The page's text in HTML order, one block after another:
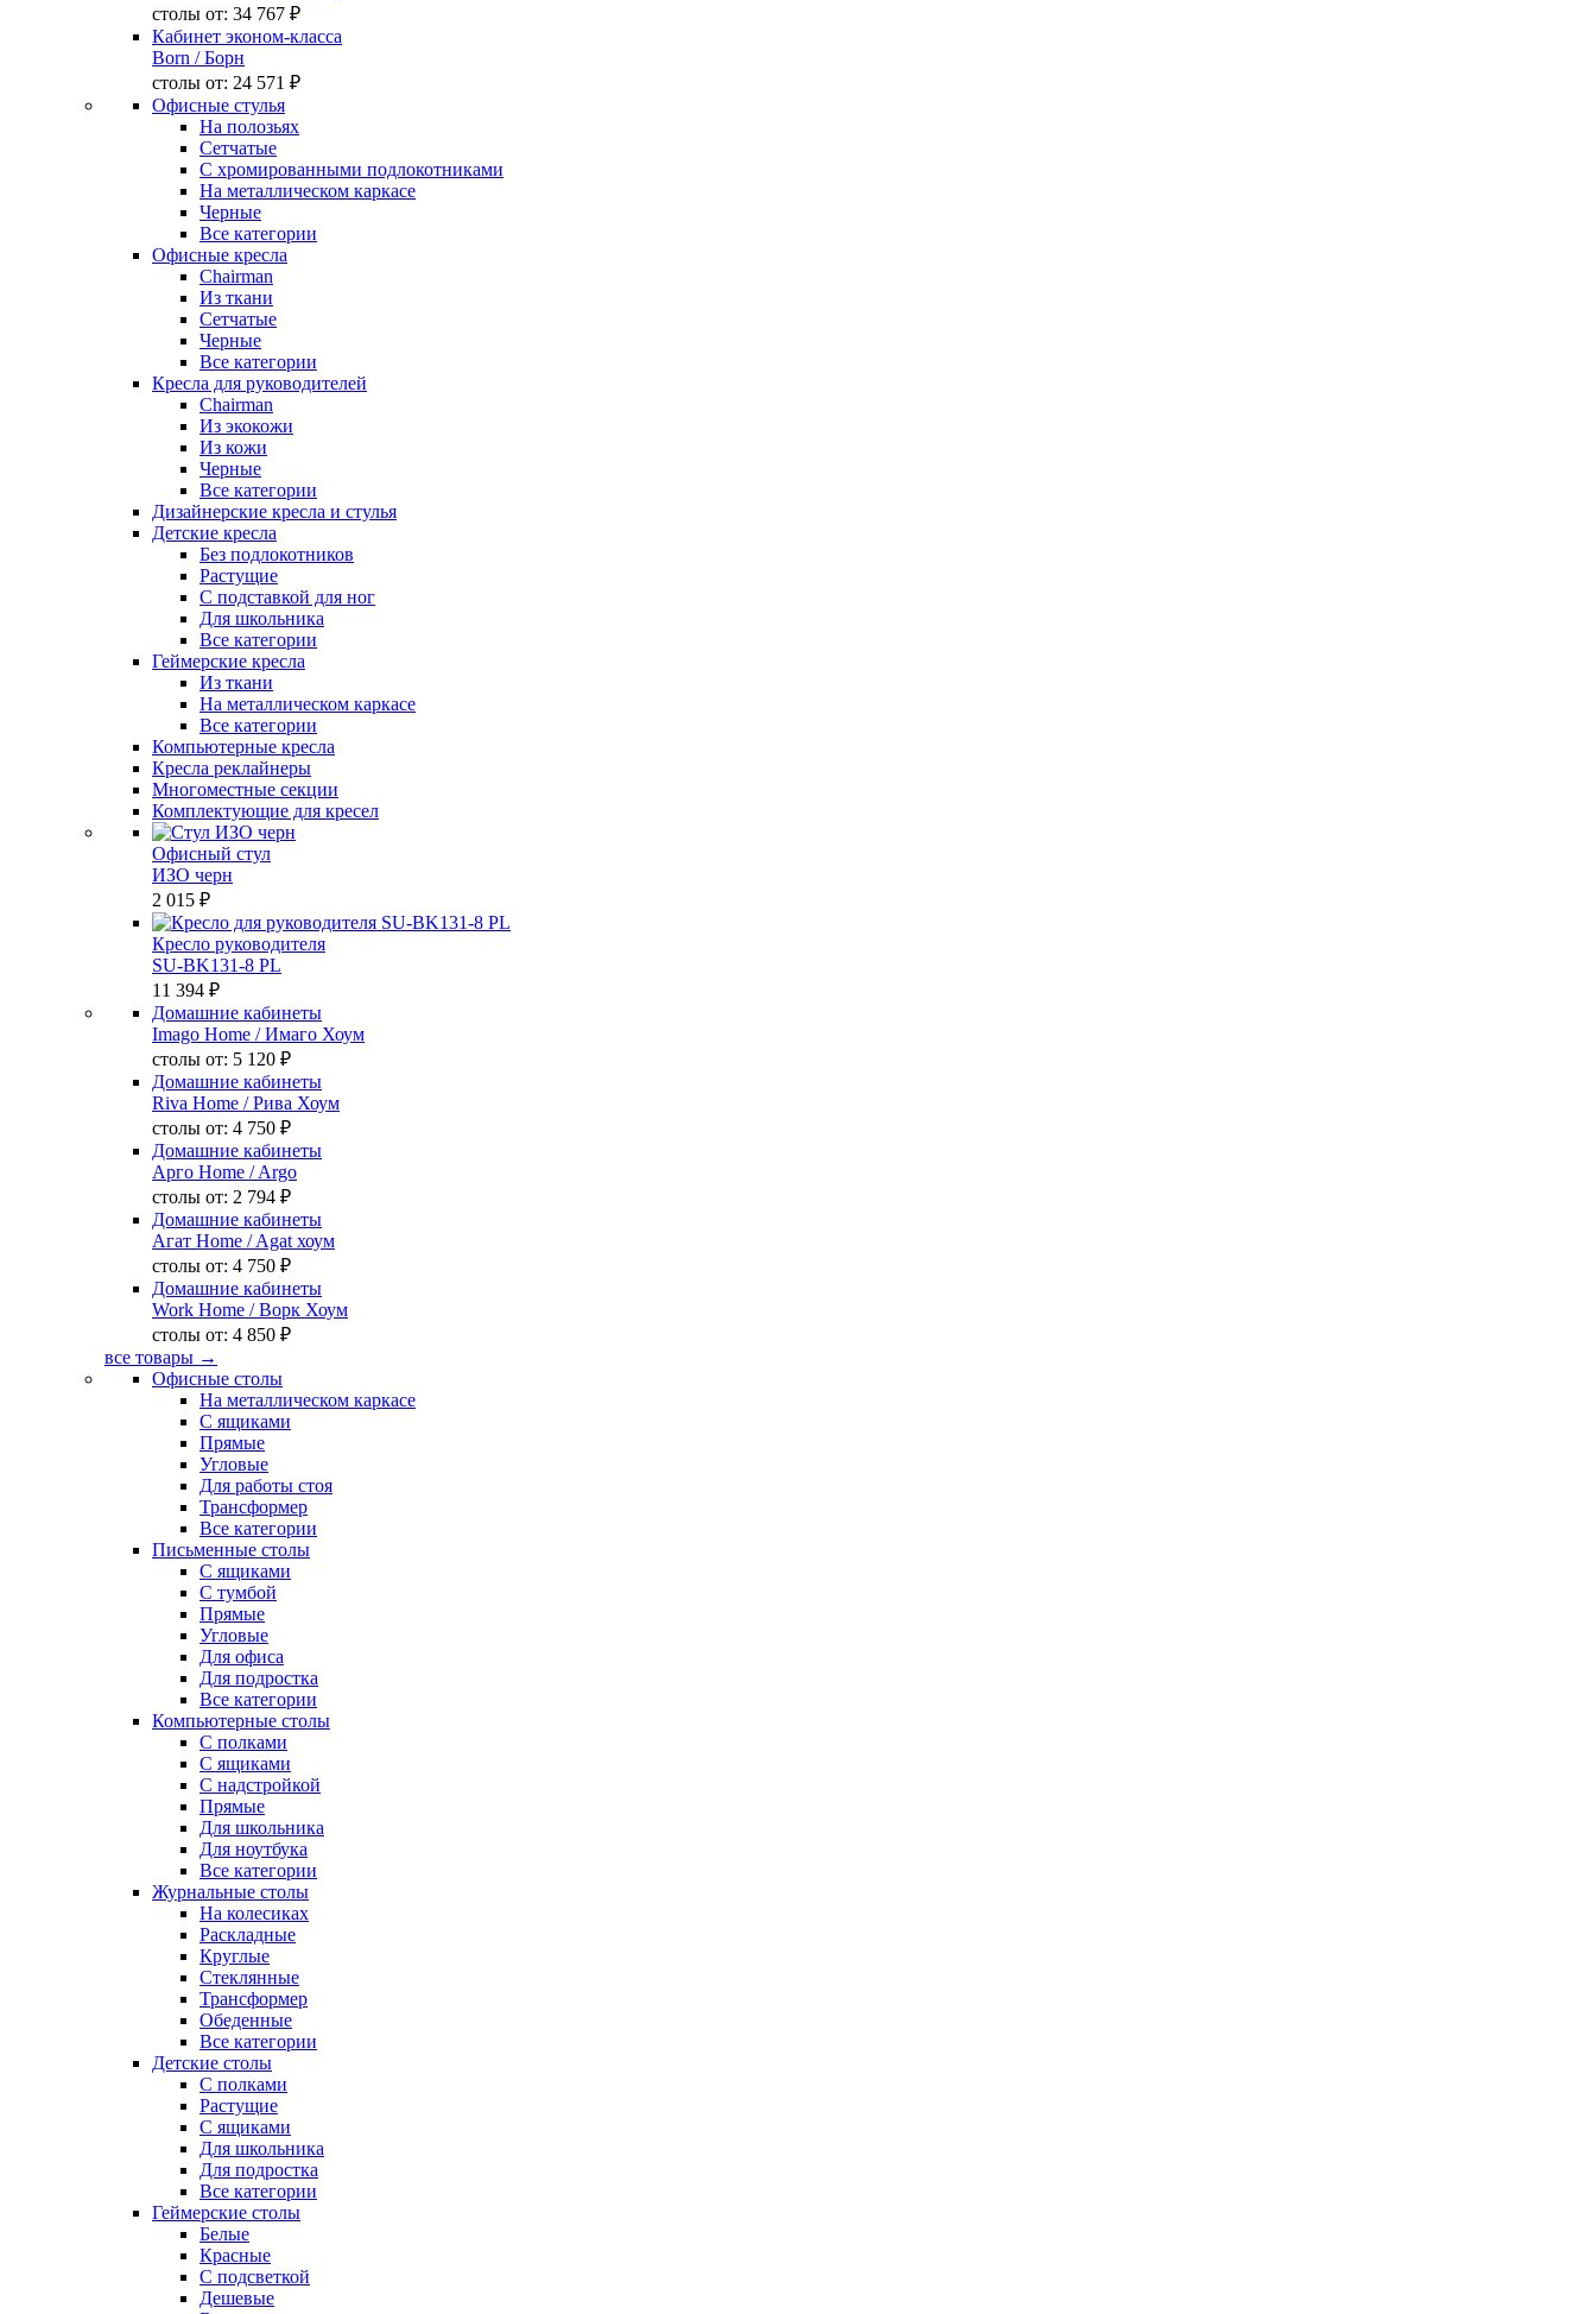
столы от: 34 767 ₽
Кабинет эконом-класса
Born / Борн
столы от: 24 571 ₽
Офисные стулья
На полозьях
Сетчатые
С хромированными подлокотниками
На металлическом каркасе
Черные
Все категории
Офисные кресла
Chairman
Из ткани
Сетчатые
Черные
Все категории
Кресла для руководителей
Chairman
Из экокожи
Из кожи
Черные
Все категории
Дизайнерские кресла и стулья
Детские кресла
Без подлокотников
Растущие
С подставкой для ног
Для школьника
Все категории
Геймерские кресла
Из ткани
На металлическом каркасе
Все категории
Компьютерные кресла
Кресла реклайнеры
Многоместные секции
Комплектующие для кресел
Офисный стул
ИЗО черн
2 015 ₽
Кресло руководителя
SU-BK131-8 PL
11 394 ₽
Домашние кабинеты
Imago Home / Имаго Хоум
столы от: 5 120 ₽
Домашние кабинеты
Riva Home / Рива Хоум
столы от: 4 750 ₽
Домашние кабинеты
Арго Home / Argo
столы от: 2 794 ₽
Домашние кабинеты
Агат Home / Agat хоум
столы от: 4 750 ₽
Домашние кабинеты
Work Home / Ворк Хоум
столы от: 4 850 ₽
все товары →
Офисные столы
На металлическом каркасе
С ящиками
Прямые
Угловые
Для работы стоя
Трансформер
Все категории
Письменные столы
С ящиками
С тумбой
Прямые
Угловые
Для офиса
Для подростка
Все категории
Компьютерные столы
С полками
С ящиками
С надстройкой
Прямые
Для школьника
Для ноутбука
Все категории
Журнальные столы
На колесиках
Раскладные
Круглые
Стеклянные
Трансформер
Обеденные
Все категории
Детские столы
С полками
Растущие
С ящиками
Для школьника
Для подростка
Все категории
Геймерские столы
Белые
Красные
С подсветкой
Дешевые